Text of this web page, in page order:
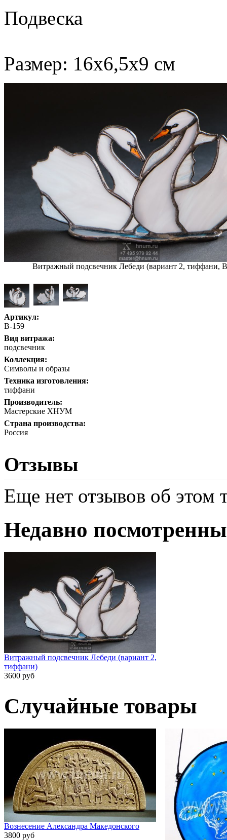
Подвеска
Размер: 16х6,5х9 см
Витражный подсвечник Лебеди (вариант 2, тиффани,
Артикул:
В-159
Вид витража:
подсвечник
Коллекция:
Символы и образы
Техника изготовления:
тиффани
Производитель:
Мастерские ХНУМ
Страна производства:
Россия
Отзывы
Еще нет отзывов об этом
Недавно
Витражный подсвечник Лебеди (вариант 2,
тиффани)
3600 руб
Случайные товары
Вознесение Александра Македонского
3800 руб